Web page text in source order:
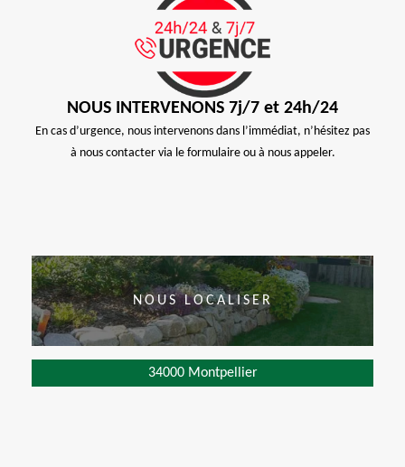
NOUS INTERVENONS 7j/7 et 24h/24
En cas d’urgence, nous intervenons dans l’immédiat, n’hésitez pas
à nous contacter via le formulaire ou à nous appeler.
NOUS LOCALISER
34000 Montpellier